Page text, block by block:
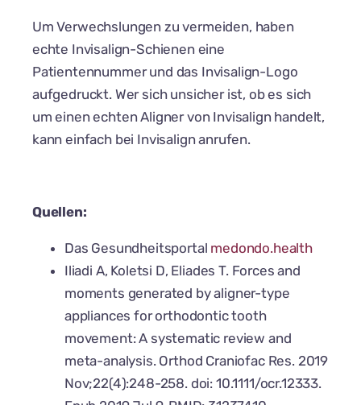
Um Verwechslungen zu vermeiden, haben
echte Invisalign-Schienen eine
Patientennummer und das Invisalign-Logo
aufgedruckt. Wer sich unsicher ist, ob es sich
um einen echten Aligner von Invisalign handelt,
kann einfach bei Invisalign anrufen.
Quellen:
Das Gesundheitsportal medondo.health
Iliadi A, Koletsi D, Eliades T. Forces and
moments generated by aligner-type
appliances for orthodontic tooth
movement: A systematic review and
meta-analysis. Orthod Craniofac Res. 2019
Nov;22(4):248-258. doi: 10.1111/ocr.12333.